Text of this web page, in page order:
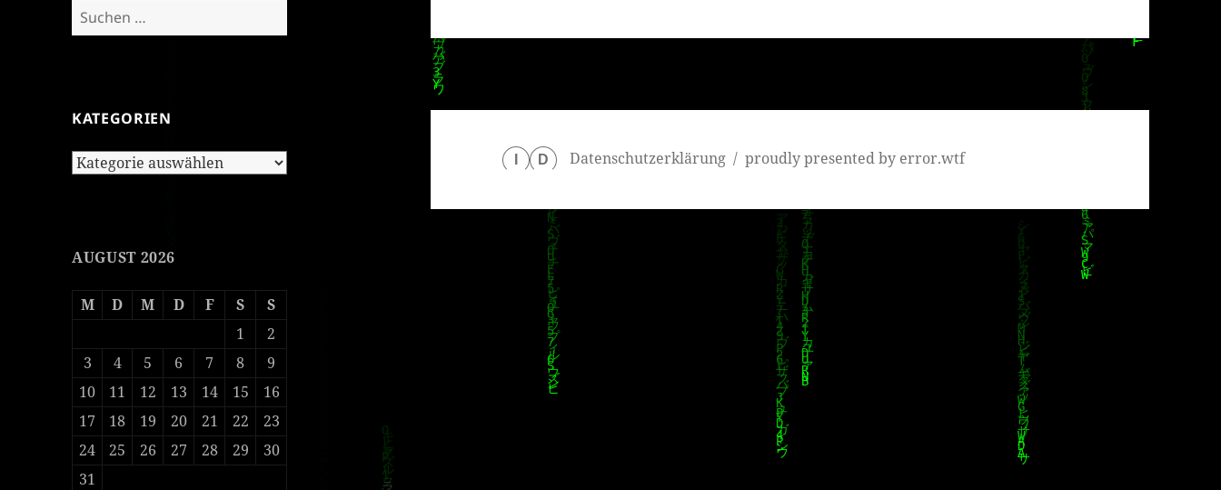
Suchen
nach:
KATEGORIEN
Kategorien
AUGUST 2026
M D M D F S
S
1
2
3
4 5 6 7 8
9
10
11 12 13 14 15
16
17
18 19 20 21 22
23
24
25 26 27 28 29
30
31
D Datenschutzerklärung proudly presented by error.wtf